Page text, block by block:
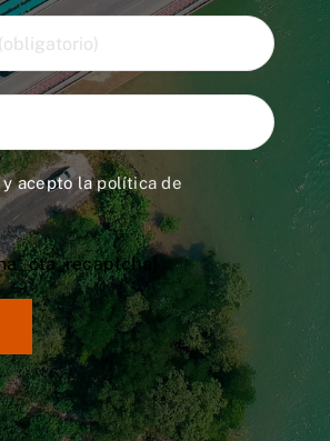
acepto lapolítica de
cta_recaptcha]